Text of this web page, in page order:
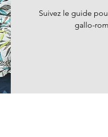
Suivez le guide
gallo-